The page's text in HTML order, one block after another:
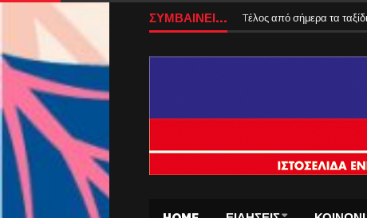
ΣΥΜΒΑΙΝΕΙ...
Tέλος από σήμερα τα
Αυξάνονται από 1η